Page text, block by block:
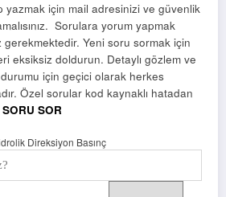
yazmak için mail adresinizi ve güvenlik
Sorulara yorum yapmak
gerekmektedir. Yeni soru sormak için
eksiksiz doldurun. Detaylı gözlem ve
için geçici olarak herkes
Özel sorular kod kaynaklı hatadan
SOR
Direksiyon Basınç